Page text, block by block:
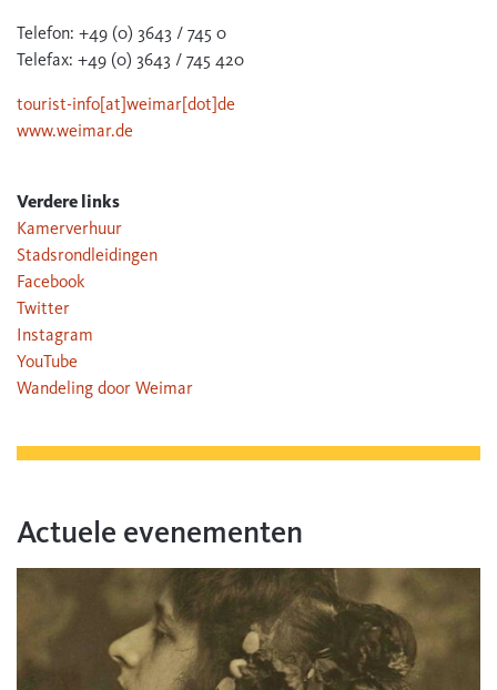
Telefon: +49 (0) 3643 / 745 0
Telefax: +49 (0) 3643 / 745 420
tourist-info[at]weimar[dot]de
www.weimar.de
Verdere links
Kamerverhuur
Stadsrondleidingen
Facebook
Twitter
Instagram
YouTube
Wandeling door Weimar
Actuele evenementen